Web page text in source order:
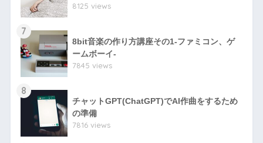
8125 views
7
8bit音楽の作り方講座その1-ファミコン、ゲ
ームボーイ-
7845 views
8
チャットGPT(ChatGPT)でAI作曲をするため
の準備
7816 views